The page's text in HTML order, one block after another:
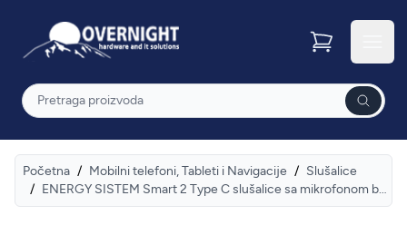
Overnight
Pretraga
Početna / Mobilni telefoni, Tableti i Navigacije / Slušalice
/
ENERGY SISTEM Smart 2 Type C slušalice sa mikrofonom bele (M44899)